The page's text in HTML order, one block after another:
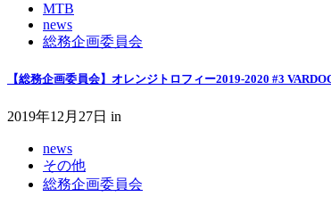
MTB
news
総務企画委員会
【総務企画委員会】オレンジトロフィー2019-2020 #3
2019年12月27日 in
news
その他
総務企画委員会